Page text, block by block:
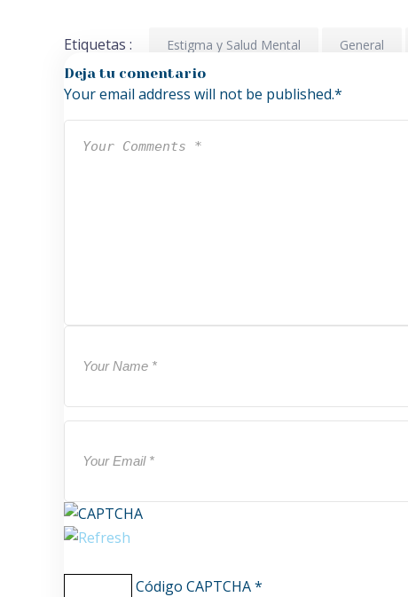
Etiquetas : Estigma y Salud Mental General
Deja tu comentario
Your email address will not be published.*
Código CAPTCHA*